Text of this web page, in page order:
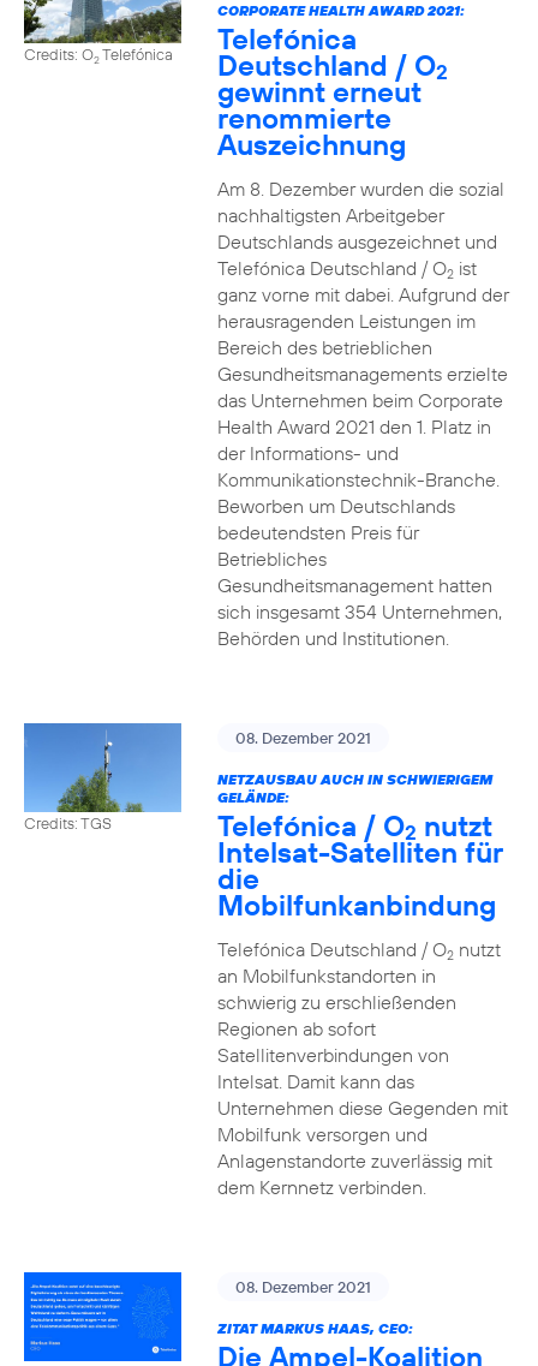
Credits: O2Telefónica
CORPORATE HEALTH AWARD 2021:
Telefónica
Deutschland / O2
gewinnt erneut
renommierte
Auszeichnung
Am 8. Dezember wurden die sozial
nachhaltigsten Arbeitgeber
Deutschlands ausgezeichnet und
Telefónica Deutschland / O2ist
ganz vorne mit dabei. Aufgrund der
herausragenden Leistungen im
Bereich des betrieblichen
Gesundheitsmanagements erzielte
das Unternehmen beim Corporate
Health Award 2021 den 1. Platz in
der Informations- und
Kommunikationstechnik-Branche.
Beworben um Deutschlands
bedeutendsten Preis für
Betriebliches
Gesundheitsmanagement hatten
sich insgesamt 354 Unternehmen,
Behörden und Institutionen.
Credits: TGS
08. Dezember 2021
NETZAUSBAU AUCH IN SCHWIERIGEM
GELÄNDE:
Telefónica / O2 nutzt
Intelsat-Satelliten für
die
Mobilfunkanbindung
Telefónica Deutschland / O2nutzt
an Mobilfunkstandorten in
schwierig zu erschließenden
Regionen ab sofort
Satellitenverbindungen von
Intelsat. Damit kann das
Unternehmen diese Gegenden mit
Mobilfunk versorgen und
Anlagenstandorte zuverlässig mit
dem Kernnetz verbinden.
08. Dezember 2021
ZITAT MARKUS HAAS, CEO:
Die Ampel-Koalition